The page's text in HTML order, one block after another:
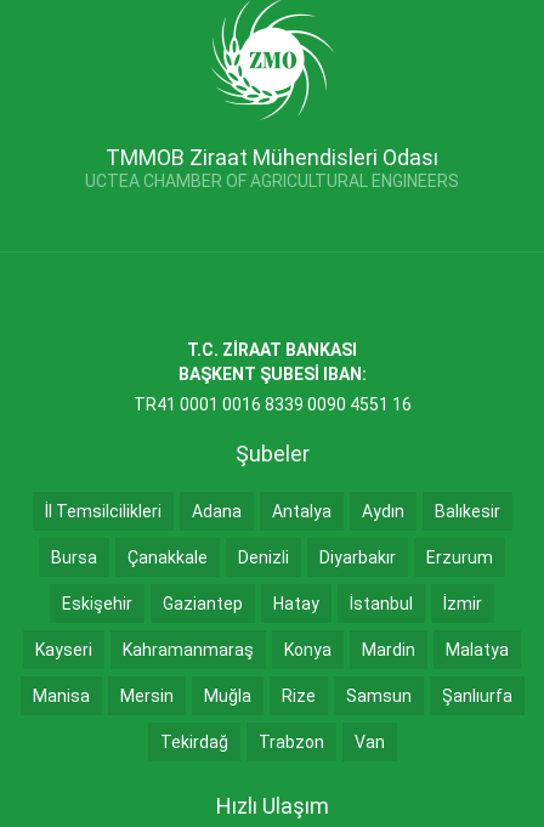
TMMOB Ziraat Mühendisleri Odası
UCTEA CHAMBER OF AGRICULTURAL ENGINEERS
T.C. ZİRAAT BANKASI
BAŞKENT ŞUBESİ IBAN:
TR41 0001 0016 8339 0090 4551 16
Şubeler
İl Temsilcilikleri Adana Antalya Aydın Balıkesir
Bursa Çanakkale Denizli Diyarbakır Erzurum
Eskişehir Gaziantep Hatay İstanbul İzmir
Kayseri Kahramanmaraş Konya Mardin Malatya
Manisa Mersin Muğla Rize Samsun Şanlıurfa
Tekirdağ Trabzon Van
Hızlı Ulaşım